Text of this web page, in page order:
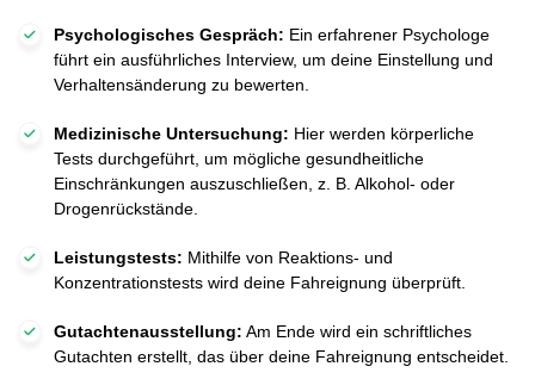
Psychologisches Gespräch: Ein erfahrener Psychologe
führt ein ausführliches Interview, um deine Einstellung und
Verhaltensänderung zu bewerten.
Medizinische Untersuchung: Hier werden körperliche
Tests durchgeführt, um mögliche gesundheitliche
Einschränkungen auszuschließen, z. B. Alkohol- oder
Drogenrückstände.
Leistungstests: Mithilfe von Reaktions- und
Konzentrationstests wird deine Fahreignung überprüft.
Gutachtenausstellung: Am Ende wird ein schriftliches
Gutachten erstellt, das über deine Fahreignung entscheidet.